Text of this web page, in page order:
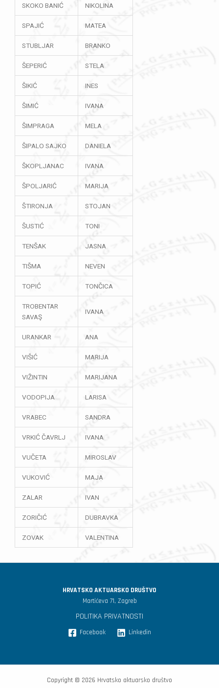
SKOKO BANIĆ NIKOLINA
SPAJIĆ MATEA
STUBLJAR BRANKO
ŠEPERIĆ STELA
ŠIKIĆ INES
ŠIMIĆ IVANA
ŠIMPRAGA MELA
ŠIPALO SAJKO DANIELA
ŠKOPLJANAC IVANA
ŠPOLJARIĆ MARIJA
ŠTIRONJA STOJAN
ŠUSTIĆ TONI
TENŠAK JASNA
TIŠMA NEVEN
TOPIĆ TONČICA
TROBENTAR
SAVAŞ
IVANA
URANKAR ANA
VIŠIĆ MARIJA
VIŽINTIN MARIJANA
VODOPIJA LARISA
VRABEC SANDRA
VRKIĆ ČAVRLJ IVANA
VUČETA MIROSLAV
VUKOVIĆ MAJA
ZALAR IVAN
ZORIČIĆ DUBRAVKA
ZOVAK VALENTINA
HRVATSKO AKTUARSKO DRUŠTVO
Martićeva 71, Zagreb
POLITIKA PRIVATNOSTI
Facebook Linkedin
Copyright © 2026 Hrvatsko aktuarsko društvo